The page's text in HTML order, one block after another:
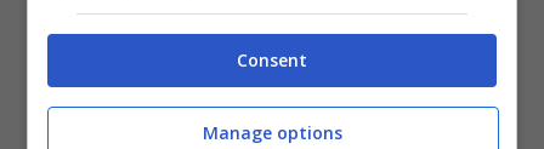
Valuta stock efine serie. Rimanenze di
progetto, lotti di produzione, colori fuori
catalogo: sconti reali senza sorprese, se le
quantità bastano.
Consent
Manage options